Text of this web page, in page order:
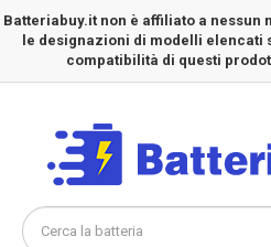
Batteriabuy.it non è affiliato a nessun
le designazioni di modelli elencati
compatibilità di questi